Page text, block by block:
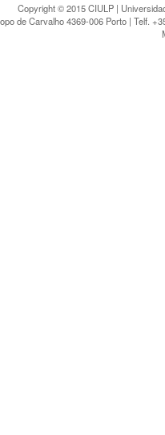
Copyright © 2015 CIULP |
de Carvalho 4369-006 Porto | Telf.